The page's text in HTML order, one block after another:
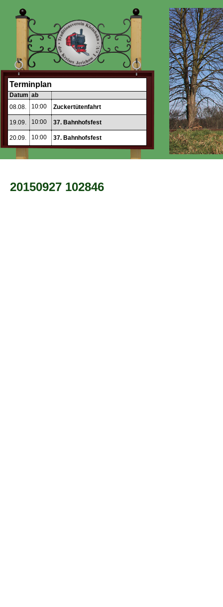
Terminplan
Datum ab
08.08.
10:00 Zuckertütenfahrt
19.09. 10:00 37. Bahnhofsfest
20.09. 10:00 37. Bahnhofsfest
20150927 102846